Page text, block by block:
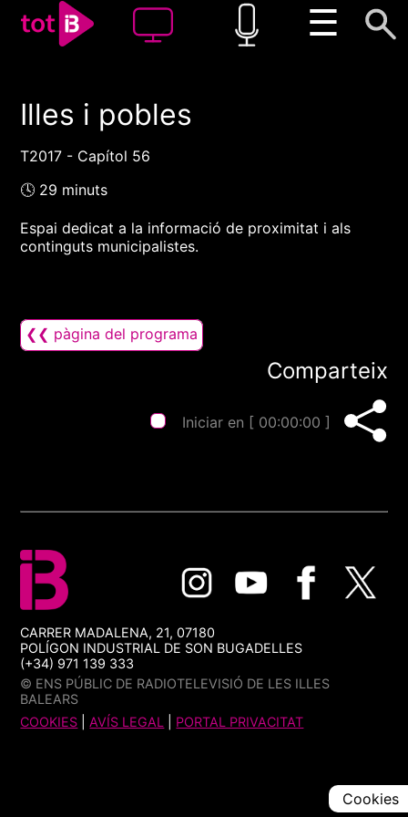
☰
00:00 00:00
1x
Illes i pobles
T2017 - Capítol 56
🕓 29 minuts
Espai dedicat a la informació de proximitat i als
continguts municipalistes.
❮❮ pàgina del programa
Comparteix
Iniciar en [ 00:00:00 ]
CARRER MADALENA, 21, 07180
POLÍGON INDUSTRIAL DE SON BUGADELLES
(+34) 971 139 333
© ENS PÚBLIC DE RADIOTELEVISIÓ DE LES ILLES
BALEARS
COOKIES |AVÍS LEGAL PORTAL PRIVACITAT
Cookies